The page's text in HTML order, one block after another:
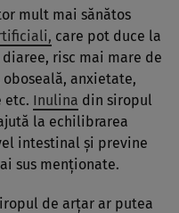
mult mai sănătos
care pot duce la
risc mai mare de
anxietate,
etc. Inulina din siropul
la echilibrarea
intestinal şi previne
sus menţionate.
de arţar ar putea